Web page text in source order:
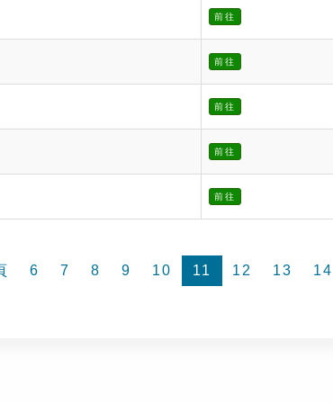
前往
前往
前往
前往
前往
6 7 8 9 10 11 12 13 14